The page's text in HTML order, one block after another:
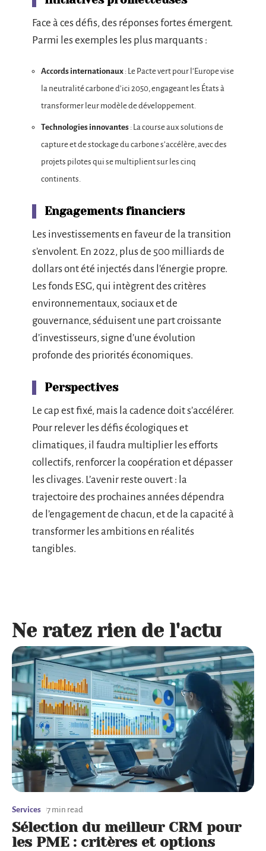
Face à ces défis, des réponses fortes émergent.
Parmi les exemples les plus marquants :
Accords internationaux : Le Pacte vert pour l’Europe vise
la neutralité carbone d’ici 2050, engageant les États à
transformer leur modèle de développement.
Technologies innovantes : La course aux solutions de
capture et de stockage du carbone s’accélère, avec des
projets pilotes qui se multiplient sur les cinq
continents.
Engagements financiers
Les investissements en faveur de la transition
s’envolent. En 2022, plus de 500 milliards de
dollars ont été injectés dans l’énergie propre.
Les fonds ESG, qui intègrent des critères
environnementaux, sociaux et de
gouvernance, séduisent une part croissante
d’investisseurs, signe d’une évolution
profonde des priorités économiques.
Perspectives
Le cap est fixé, mais la cadence doit s’accélérer.
Pour relever les défis écologiques et
climatiques, il faudra multiplier les efforts
collectifs, renforcer la coopération et dépasser
les clivages. L’avenir reste ouvert : la
trajectoire des prochaines années dépendra
de l’engagement de chacun, et de la capacité à
transformer les ambitions en réalités
tangibles.
Ne ratez rien de l'actu
Services 7 min read
Sélection du meilleur CRM pour
les PME : critères et options